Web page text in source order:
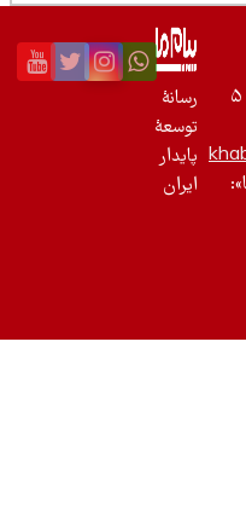
رسانۀ
توسعۀ
پایدار
ایران